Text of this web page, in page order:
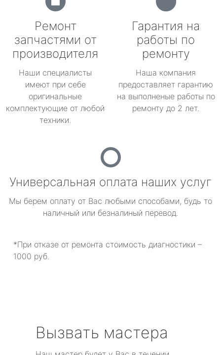
Ремонт
запчастями от
производителя
Наши специалисты
имеют при себе
оригинальные
комплектующие от любой
техники.
Гарантия на
работы по
ремонту
Наша компания
предоставляет гарантию
на выполненые работы по
ремонту до 2 лет.
Универсальная оплата наших услуг
Мы берем оплату от Вас любыми способами, будь то
наличный или безналиный перевод.
*При отказе от ремонта стоимость диагностики –
1000 руб.
Вызвать мастера